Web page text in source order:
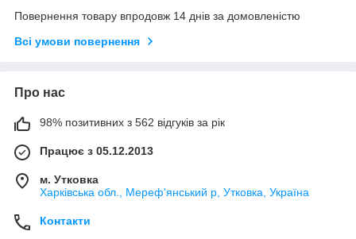
Повернення товару впродовж 14 днів за домовленістю
Всі умови повернення
Про нас
98% позитивних з 562 відгуків за рік
Працює з 05.12.2013
м. Утковка
Харківська обл., Мереф'янський р, Утковка, Україна
Контакти